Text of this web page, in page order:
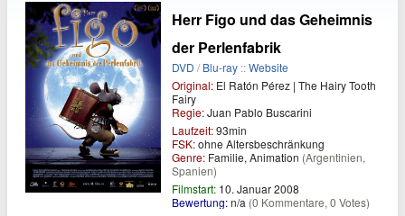
Herr Figo und das Geheimnis
der Perlenfabrik
DVD /Blu-ray ::Website
Original: El Ratón Pérez | The Hairy Tooth
Fairy
Regie:Juan Pablo Buscarini
Laufzeit:93min
FSK:ohne Altersbeschränkung
Genre: Familie, Animation (Argentinien,
Spanien)
Filmstart: 10. Januar 2008
Bewertung:n/a (0 Kommentare, 0 Votes)